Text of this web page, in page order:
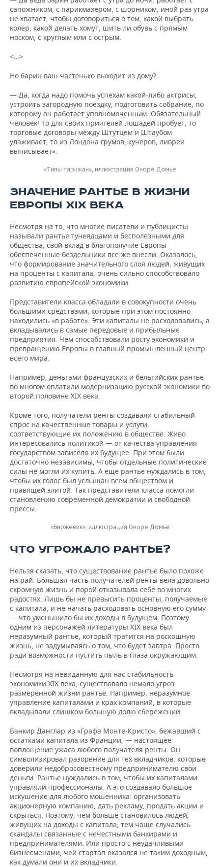
сапожником, с парикмахером, с шорником, иной раз утра
не хватает, чтобы договориться о том, какой выбрать
колер, какой делать хомут, шить ли обувь с прямым
носком, с круглым или с острым.
<…>
Но барин ваш частенько выходит из дому?..
— Да, когда надо помочь успехам какой-либо актрисы,
устроить загородную поездку, подготовить собрание, по
которому он работает уполномоченным. Обязательный
человек! То для своих приятелей лошадей пробует, то
торговые договоры между Штутцем и Штаубом
улаживает, то из Лондона грумов, кучеров, ливреи
выписывает».
«Типы парижан», иллюстрация Оноре Домье
ЗНАЧЕНИЕ РАНТЬЕ В ЖИЗНИ
ЕВРОПЫ XIX ВЕКА
Несмотря на то, что многие писатели и публицисты
называли рантье тунеядцами и бесполезными для
общества, свой вклад в благополучие Европы
обеспеченные бездельники все же внесли. Оказалось,
что формирование значительного слоя людей, живущих
на проценты с капитала, очень сильно способствовало
развитию европейской экономики.
Представители класса обладали в совокупности очень
большими средствами, которые при этом постоянно
находились «в работе». Эти капиталы не расходовались, а
вкладывались в самые передовые и прибыльные
предприятия. Чем способствовали росту экономики и
превращению Европы в главный промышленный центр
всего мира.
Например, деньгами французских и бельгийских рантье
во многом оплатили модернизацию русской экономики во
второй половине XIX века.
Кроме того, получатели ренты создавали стабильный
спрос на качественные товары и услуги,
соответствующие их положению в обществе. Живо
интересовались политикой — от качества управления
государством зависело их будущее. При этом были
достаточно независимы, чтобы отдельные политические
силы не могли их купить. А еще рантье нуждались в том,
чтобы их голос был услышан всем обществом и
правящей элитой. Так представители класса помогли
становлению современной демократии и свободной
прессы.
«Биржевик», иллюстрация Оноре Домье
ЧТО УГРОЖАЛО РАНТЬЕ?
Нельзя сказать, что существование рантье было похоже
на рай. Бо́льшая часть получателей ренты вела довольно
скромную жизнь и порой отказывала себе во многих
радостях. Лишь бы не превысить проценты, получаемые
с капитала, и не начать расходовать основную его сумму
— что уменьшило бы их доходы в будущем. Поэтому
одним из персонажей литературы XIX века был
неразумный рантье, который тратится на роскошную
жизнь, не задумываясь о том, что будет завтра. Просто
ради возможности пустить пыль в глаза окружающим.
Несмотря на невиданную для нас стабильность
экономики XIX века, существовало немало угроз
размеренной жизни рантье. Например, неразумное
управление капиталами и крах компаний, в которые
вкладывали слишком большую долю сбережений.
Банкир Данглар из «Графа Монте-Кристо», бежавший с
остатками капитала из Франции, — настоящее
воплощение ужаса любого получателя ренты. Он
символизировал разорение для тех вкладчиков, которые
доверили недобросовестному предпринимателю свои
деньги. Рантье нуждались в том, чтобы их капиталами
управляли профессионалы. А это создавало большое
искушение для любого мошенника: организовать
акционерную компанию, дать рекламу, продать акции и
скрыться. Поэтому, чем больше становилось людей,
живущих на доходы с капитала, тем чаще случались
скандалы связанные с нечестными банкирами и
предпринимателями. Или просто с неудачливыми
бизнесменами, чей стартап оказался не таким доходным,
как думали они и их вкладчики.